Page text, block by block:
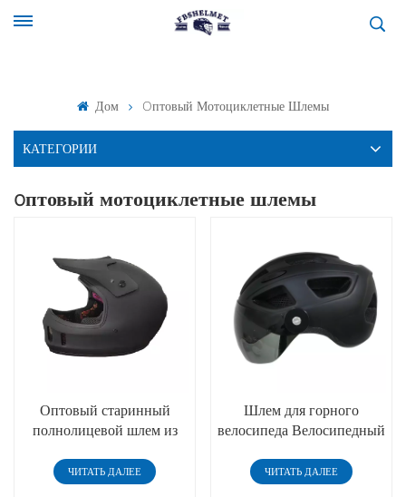
Дом Oптовый Мотоциклетные Шлемы
КАТЕГОРИИ
oптовый мотоциклетные шлемы
Оптовый старинный
полнолицевой шлем из
мотоциклетных шлемов
скутера
ЧИТАТЬ ДАЛЕЕ
Шлем для горного
велосипеда Велосипедный
отверстие Сверхлегкий
велосипедный шлем
ЧИТАТЬ ДАЛЕЕ